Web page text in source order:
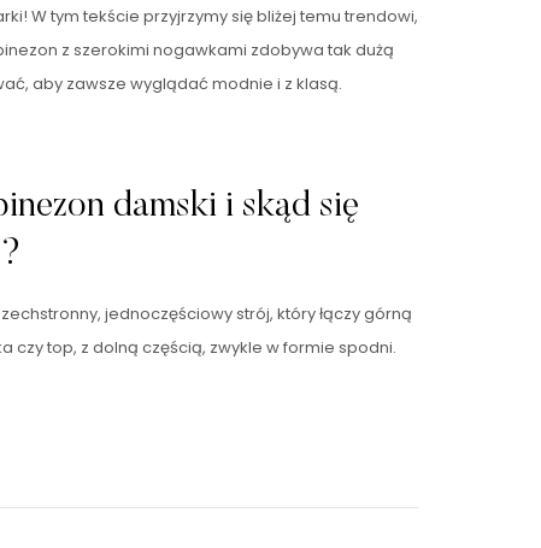
W tym tekście przyjrzymy się bliżej temu trendowi,
z szerokimi nogawkami zdobywa tak dużą
aby zawsze wyglądać modnie i z klasą.
damski i skąd się
jednoczęściowy strój, który łączy górną
czy top, z dolną częścią, zwykle w formie spodni.